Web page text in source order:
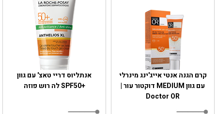
אנתליוס דריי טאצ' עם גוון
+SPF50 לה רוש פוזה
קרם הגנה אנטי אייג'ינג מינרלי
עם גוון MEDIUM דוקטור עור |
Doctor OR